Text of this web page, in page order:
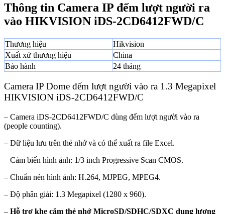
Thông tin Camera IP đếm lượt người ra
vào HIKVISION iDS-2CD6412FWD/C
Thương hiệu
Hikvision
Xuất xứ thương hiệu
China
Bảo hành
24 tháng
Camera IP Dome đếm lượt người vào ra 1.3 Megapixel
HIKVISION iDS-2CD6412FWD/C
– Camera iDS-2CD6412FWD/C dùng đếm lượt người vào ra
(people counting).
– Dữ liệu lưu trên thẻ nhớ và có thể xuất ra file Excel.
– Cảm biến hình ảnh: 1/3 inch Progressive Scan CMOS.
– Chuẩn nén hình ảnh: H.264, MJPEG, MPEG4.
– Độ phân giải: 1.3 Megapixel (1280 x 960).
– Hỗ trợ khe cắm thẻ nhớ MicroSD/SDHC/SDXC dung lượng